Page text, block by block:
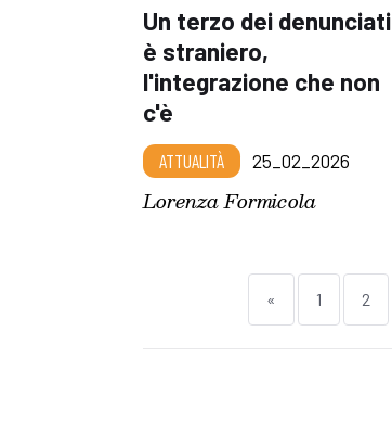
Un terzo dei denunciati
è straniero,
l'integrazione che non
c'è
ATTUALITÀ 25_02_2026
Lorenza Formicola
« 1 2